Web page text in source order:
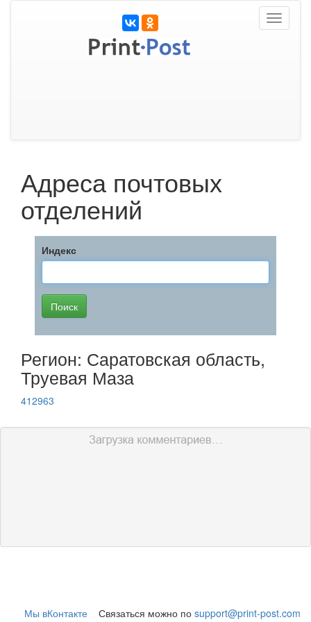
Toggle
Адреса почтовых
отделений
Индекс
Регион: Саратовская область,
Труевая Маза
412963
Мы вКонтакте Связаться можно по support@print-post.com